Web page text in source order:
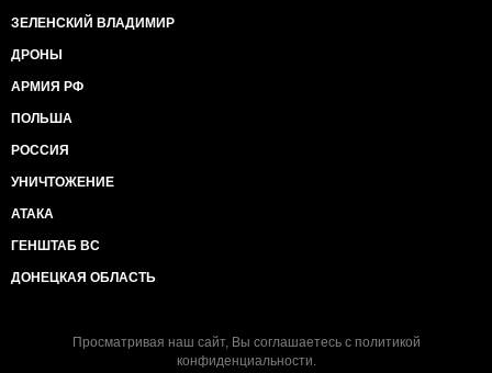
ЗЕЛЕНСКИЙ ВЛАДИМИР
ДРОНЫ
АРМИЯ РФ
ПОЛЬША
РОССИЯ
УНИЧТОЖЕНИЕ
АТАКА
ГЕНШТАБ ВС
ДОНЕЦКАЯ ОБЛАСТЬ
Просматривая наш сайт, Вы соглашаетесь с политикой
конфиденциальности.